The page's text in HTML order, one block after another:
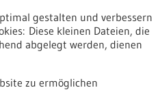
- 04.11.2020
gestalten und verbessern
Diese kleinen Dateien, die
abgelegt werden, dienen
zu ermöglichen